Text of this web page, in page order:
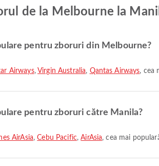
de la Melbourne la
pentru zboruri din Melbourne?
Airways, Virgin Australia, Qantas Airways, cea
pentru zboruri către Manila?
AirAsia,Cebu Pacific,AirAsia, cea mai